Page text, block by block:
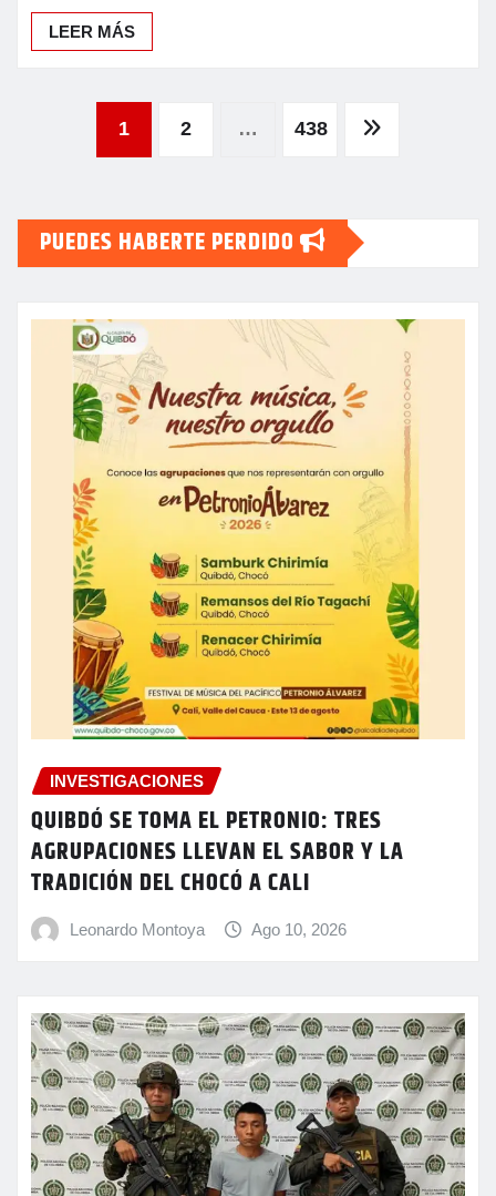
LEER MÁS
Paginación
de
entradas
1 2 … 438
PUEDES HABERTE PERDIDO
INVESTIGACIONES
QUIBDÓ SE TOMA EL PETRONIO: TRES
AGRUPACIONES LLEVAN EL SABOR Y LA
TRADICIÓN DEL CHOCÓ A CALI
Leonardo Montoya Ago 10, 2026